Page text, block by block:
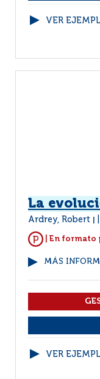
VER
La
Ardrey, Robert
| En formato
MÁS
VER